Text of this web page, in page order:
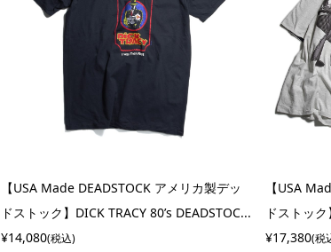
【USA Made DEADSTOCK アメリカ製デッ
ドストック】DICK TRACY 80’s DEADSTOC...
¥14,080(税込)
【USA
ドストッ
¥17,380(税